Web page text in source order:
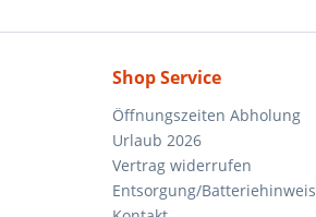
Shop Service
Öffnungszeiten Abholung
Urlaub 2026
Vertrag widerrufen
Entsorgung/Batteriehinweis